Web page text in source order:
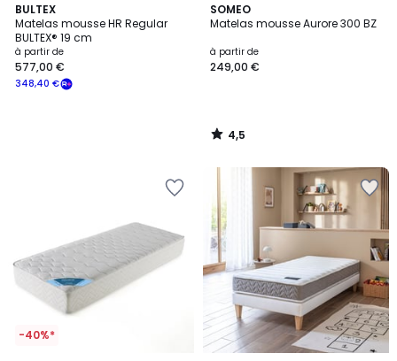
BULTEX
Matelas mousse HR Regular
BULTEX® 19 cm
à partir de
348,40 €
577,00 €
SOMEO
Matelas mousse Aurore 300 BZ
à partir de
249,00 €
4,5
/ 5
4,5
/
-40%*